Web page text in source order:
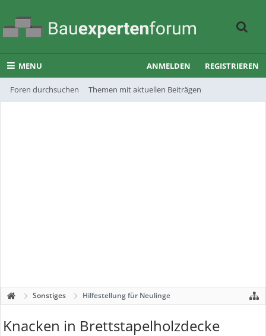
MENU
Foren durchsuchen Themen mit aktuellen Beiträgen
ANMELDEN REGISTRIEREN
Sonstiges Hilfestellung für Neulinge
Knacken in Brettstapelholzdecke